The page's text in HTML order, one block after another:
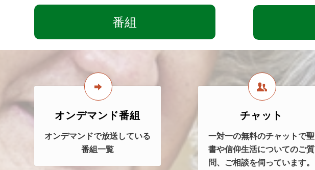
番組
オンデマンド番組
オンデマンドで放送している
番組一覧
チャット
一対一の無料のチャットで聖
書や信仰生活についてのご質
問、ご相談を伺っています。